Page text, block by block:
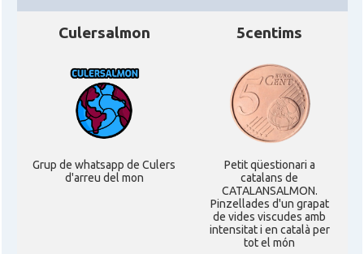
Ambaixada espanyola a Regne Unit
* + ambaixades i consolats
Culersalmon
Grup de whatsapp de Culers
d'arreu del mon
5centims
Petit qüestionari a
catalans de
CATALANSALMON.
Pinzellades d'un grapat
de vides viscudes amb
intensitat i en català per
tot el món